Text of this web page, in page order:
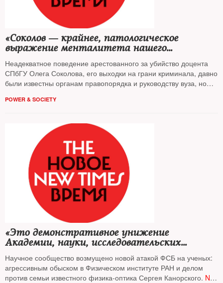
«Соколов — крайнее, патологическое
выражение менталитета нашего
начальства»
Неадекватное поведение арестованного за убийство доцента
СПбГУ Олега Соколова, его выходки на грани криминала, давно
были известны органам правопорядка и руководству вуза, но
вседозволенность для нынешней «элиты», рассуждают
POWER & SOCIETY
«Это демонстративное унижение
Академии, науки, исследовательских
институтов»
Научное сообщество возмущено новой атакой ФСБ на ученых:
агрессивным обыском в Физическом институте РАН и делом
против семьи известного физика-оптика Сергея Канорского. NT